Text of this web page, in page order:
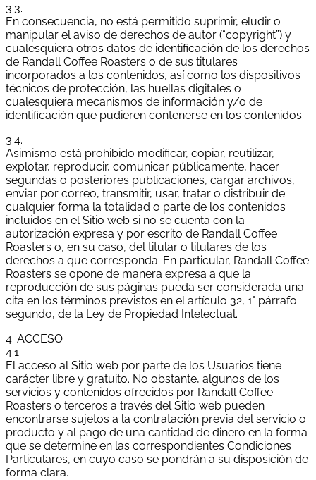
3.3.
En consecuencia, no está permitido suprimir, eludir o
manipular el aviso de derechos de autor (“copyright”) y
cualesquiera otros datos de identificación de los derechos
de Randall Coffee Roasters o de sus titulares
incorporados a los contenidos, así como los dispositivos
técnicos de protección, las huellas digitales o
cualesquiera mecanismos de información y/o de
identificación que pudieren contenerse en los contenidos.
3.4.
Asimismo está prohibido modificar, copiar, reutilizar,
explotar, reproducir, comunicar públicamente, hacer
segundas o posteriores publicaciones, cargar archivos,
enviar por correo, transmitir, usar, tratar o distribuir de
cualquier forma la totalidad o parte de los contenidos
incluidos en el Sitio web si no se cuenta con la
autorización expresa y por escrito de Randall Coffee
Roasters o, en su caso, del titular o titulares de los
derechos a que corresponda. En particular, Randall Coffee
Roasters se opone de manera expresa a que la
reproducción de sus páginas pueda ser considerada una
cita en los términos previstos en el artículo 32, 1° párrafo
segundo, de la Ley de Propiedad Intelectual.
4. ACCESO
4.1.
El acceso al Sitio web por parte de los Usuarios tiene
carácter libre y gratuito. No obstante, algunos de los
servicios y contenidos ofrecidos por Randall Coffee
Roasters o terceros a través del Sitio web pueden
encontrarse sujetos a la contratación previa del servicio o
producto y al pago de una cantidad de dinero en la forma
que se determine en las correspondientes Condiciones
Particulares, en cuyo caso se pondrán a su disposición de
forma clara.